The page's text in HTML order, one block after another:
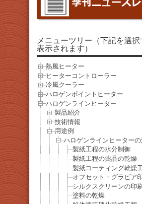
メニューツリー（下記を選
表示されます）
熱風ヒーター
ヒーターコントローラー
冷風クーラー
ハロゲンポイントヒーター
ハロゲンラインヒーター
製品紹介
技術情報
用途例
ハロゲンラインヒーター
製紙工程の水分制御
製紙工程の薬品の乾燥
製紙コーティング乾燥
オフセット・グラビア
シルクスクリーンの印
塗料の乾燥